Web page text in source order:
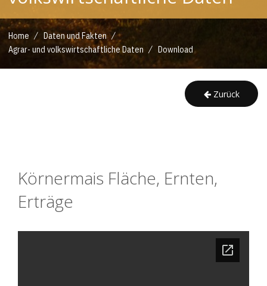
Home / Daten und Fakten /
Agrar- und volkswirtschaftliche Daten / Download
Zurück
Körnermais Fläche, Ernten,
Erträge